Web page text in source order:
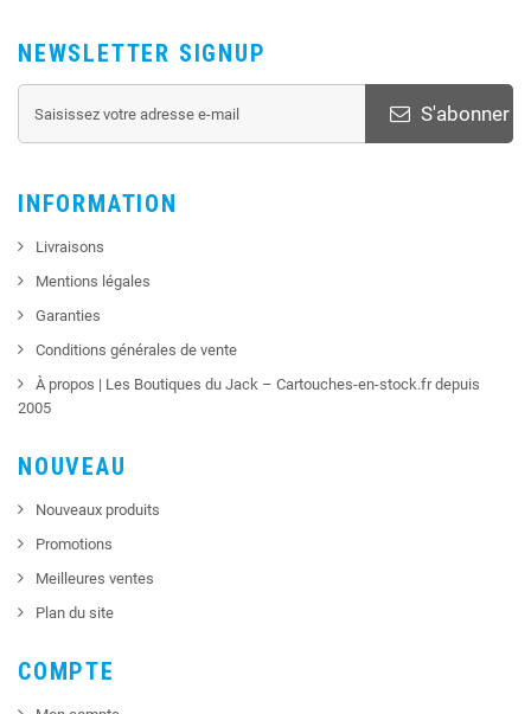
NEWSLETTER SIGNUP
S'abonner
INFORMATION
Livraisons
Mentions légales
Garanties
Conditions générales de vente
À propos | Les Boutiques du Jack – Cartouches-en-stock.fr depuis
2005
NOUVEAU
Nouveaux produits
Promotions
Meilleures ventes
Plan du site
COMPTE